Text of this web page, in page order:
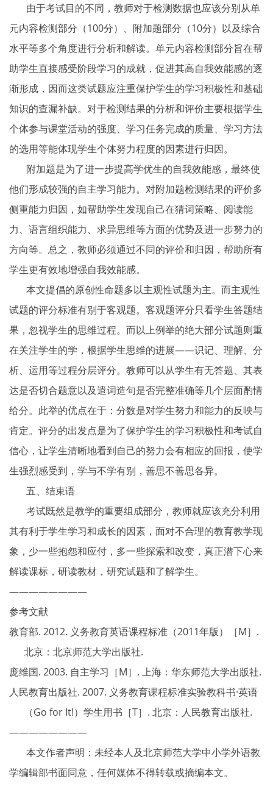
由于考试目的不同，教师对于检测数据也应该分别从单
元内容检测部分（100分）、附加题部分（10分）以及综合
水平等多个角度进行分析和解读。单元内容检测部分旨在帮
助学生直接感受阶段学习的成就，促进其高自我效能感的逐
渐形成，因而这类试题应注重保护学生的学习积极性和基础
知识的查漏补缺。对于检测结果的分析和评价主要根据学生
个体参与课堂活动的强度、学习任务完成的质量、学习方法
的选用等能体现学生个体努力程度的因素进行归因。
附加题是为了进一步提高学优生的自我效能感，最终使
他们形成较强的自主学习能力。对附加题检测结果的评价多
侧重能力归因，如帮助学生发现自己在猜词策略、阅读能
力、语言组织能力、求异思维等方面的优势及进一步努力的
方向等。总之，教师必须通过不同的评价和归因，帮助所有
学生更有效地增强自我效能感。
本文提倡的原创性命题多以主观性试题为主。而主观性
试题的评分标准有别于客观题。客观题评分只看学生答题结
果，忽视学生的思维过程。而以上例举的绝大部分试题则重
在关注学生的学，根据学生思维的进展——识记、理解、分
析、运用等过程分层评分。教师可以从学生有无答题、其表
达是否切合题意以及遣词造句是否完整准确等几个层面酌情
给分。此举的优点在于：分数是对学生努力和能力的反映与
肯定。评分的出发点是为了保护学生的学习积极性和考试自
信心，让学生清晰地看到自己的努力会有相应的回报，使学
生强烈感受到，学与不学有别，善思不善思各异。
五、结束语
考试既然是教学的重要组成部分，教师就应该充分利用
其有利于学生学习和成长的因素，面对不合理的教育教学现
象，少一些抱怨和应付，多一些探索和改变，真正潜下心来
解读课标，研读教材，研究试题和了解学生。
————————
参考文献
教育部. 2012. 义务教育英语课程标准（2011年版）［M］.
北京：北京师范大学出版社.
庞维国. 2003. 自主学习［M］. 上海：华东师范大学出版社.
人民教育出版社. 2007. 义务教育课程标准实验教科书·英语
（Go for It!）学生用书［T］. 北京：人民教育出版社.
————————
本文作者声明：未经本人及北京师范大学中小学外语教
学编辑部书面同意，任何媒体不得转载或摘编本文。